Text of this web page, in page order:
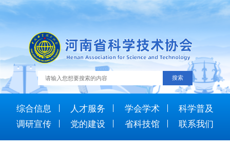
综合信息 人才服务 学会学术
科学普及
调研宣传
党的建设 省科技馆 联系我们